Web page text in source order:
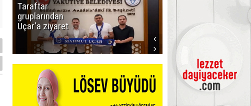
Taraftar
gruplarından
Uçar'a ziyaret
başlıyor! İlk
düdük Bolu'da
çalacak